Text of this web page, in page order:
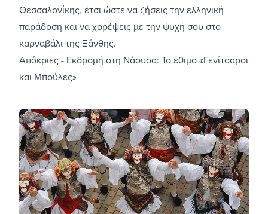
Θεσσαλονίκης, έτσι ώστε να ζήσεις την ελληνική
παράδοση και να χορέψεις με την ψυχή σου στο
καρναβάλι της Ξάνθης.
Απόκριες - Εκδρομή στη Νάουσα: Το έθιμο «Γενίτσαροι
και Μπούλες»